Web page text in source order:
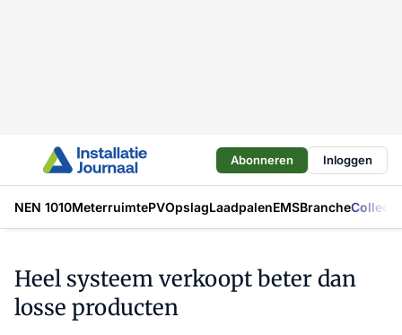
Abonneren Inloggen
NEN 1010MeterruimtePVOpslagLaadpalenEMSBranche
Heel systeem verkoopt beter dan
losse producten